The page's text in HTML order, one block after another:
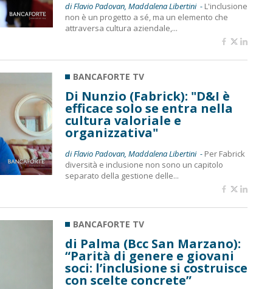
di Flavio Padovan, Maddalena Libertini - L'inclusione
non è un progetto a sé, ma un elemento che
attraversa cultura aziendale,...
BANCAFORTE TV
Di Nunzio (Fabrick): "D&I è
efficace solo se entra nella
cultura valoriale e
organizzativa"
di Flavio Padovan, Maddalena Libertini - Per Fabrick
diversità e inclusione non sono un capitolo
separato della gestione delle...
BANCAFORTE TV
di Palma (Bcc San Marzano):
“Parità di genere e giovani
soci: l’inclusione si costruisce
con scelte concrete”